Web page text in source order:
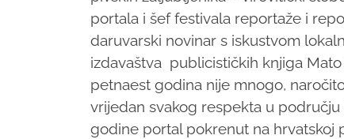
portala i šef festivala reportaže i
daruvarski novinar s iskustvom
izdavaštva publicističkih knjiga
petnaest godina nije mnogo,
vrijedan svakog respekta u
godine portal pokrenut na hrvatskoj